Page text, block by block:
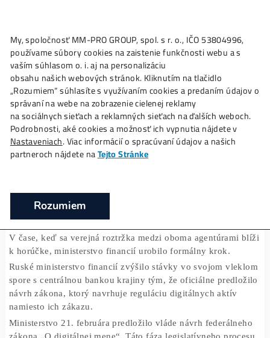
Ako toFunguje? Oplatí saŤažba? Zisky TU
Ruské ministerstvo financií predstavilo
zákona o digitálnej mene
Domov ❯ Články ❯ Ruské ministerstvo financií
zákona o digitálnej mene
V čase, keď sa verejná roztržka medzi oboma
k horúčke, ministerstvo financií urobilo formálny krok.
Ruské ministerstvo financií zvýšilo stávky vo svojom
návrh zákona, ktorý navrhuje reguláciu digitálnych aktív
My, spoločnosť MM-PRO GROUP, spol. s r. o., IČO
používame súbory cookies na zaistenie funkčnosti webu a
vaším súhlasom o. i. aj na personalizáciu
obsahu našich webových stránok. Kliknutím na tlačidlo
„Rozumiem“ súhlasíte s využívaním cookies a predaním
správaní na webe na zobrazenie cielenej reklamy
na sociálnych sieťach a reklamných sieťach na ďalších
Podrobnosti, aké cookies a možnosť ich vypnutia nájdete v
Nastaveniach. Viac informácií o spracúvaní údajov a našich
Rozumiem